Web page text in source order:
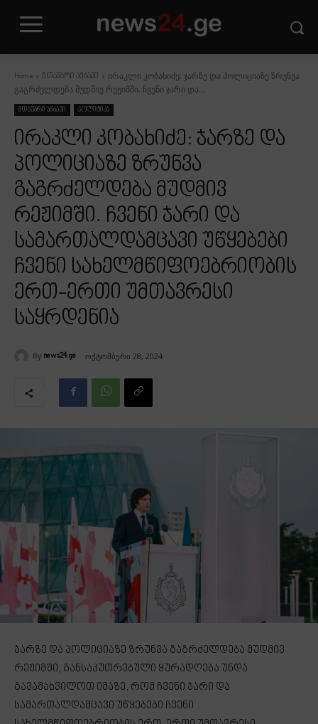
Home მთავარი ამბავი
ირაკლი კობახიძე: ჯარზე და პოლიციაზე ზრუნვა
გაგრძელდება მუდმივ რეჟიმში. ჩვენი ჯარი და...
მთავარი ამბავი პოლიტიკა
ირაკლი კობახიძე: ჯარზე და
პოლიციაზე ზრუნვა
გაგრძელდება მუდმივ
რეჟიმში. ჩვენი ჯარი და
სამართალდამცავი უწყებები
ჩვენი სახელმწიფოებრიობის
ერთ-ერთი უმთავრესი
საყრდენია
By news24.ge ოქტომბერი 28, 2024
ჯარზე და პოლიციაზე ზრუნვა გაგრძელდება მუდმივ
რეჟიმში, განსაკუთრებული ყურადღება უნდა
გავამახვილოთ იმაზე, რომ ჩვენი ჯარი და
სამართალდამცავი უწყებები ჩვენი